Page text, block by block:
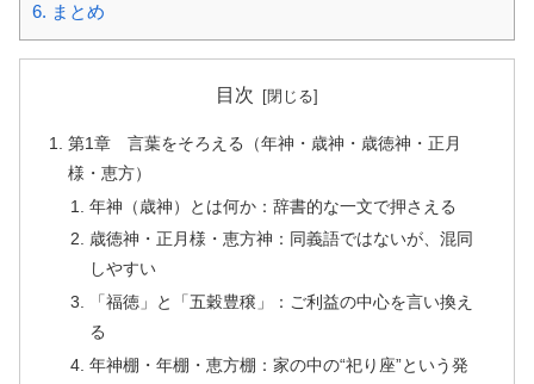
6. まとめ
目次
第1章 言葉をそろえる（年神・歳神・歳徳神・正月
様・恵方）
年神（歳神）とは何か：辞書的な一文で押さえる
歳徳神・正月様・恵方神：同義語ではないが、混同
しやすい
「福徳」と「五穀豊穣」：ご利益の中心を言い換え
る
年神棚・年棚・恵方棚：家の中の“祀り座”という発